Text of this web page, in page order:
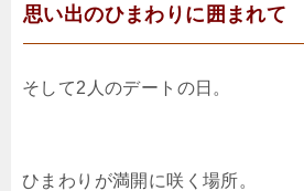
思い出のひまわりに囲まれて
そして2人のデートの日。
ひまわりが満開に咲く場所。